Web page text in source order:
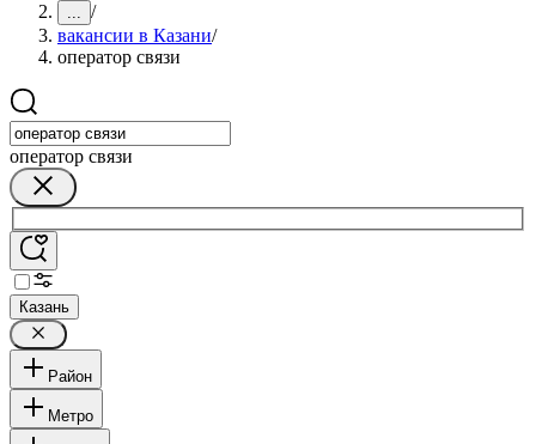
... /
вакансии в Казани/
оператор связи
оператор связи
Казань
Район
Метро